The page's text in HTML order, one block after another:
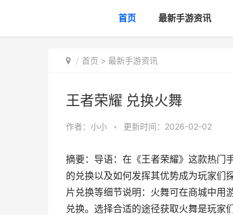
首页 最新手游资讯
首页 > 最新手游资讯
王者荣耀 兑换火舞
作者： 小小 • 更新时间：2026-02-02
摘要：导语：在《王者荣耀》这款热门
的兑换以及如何发挥其优势成为玩家们
片兑换等细节说明：火舞可在商城中用
兑换。选择合适的途径获取火舞是玩家